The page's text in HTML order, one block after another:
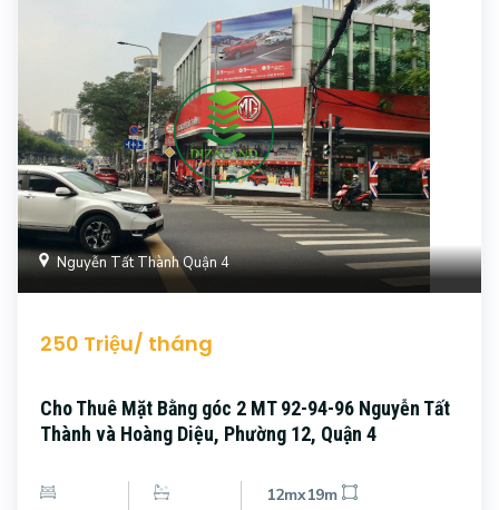
Nguyễn Tất Thành Quận 4
250 Triệu/ tháng
Cho Thuê Mặt Bằng góc 2 MT 92-94-96 Nguyễn Tất
Thành và Hoàng Diệu, Phường 12, Quận 4
12mx19m